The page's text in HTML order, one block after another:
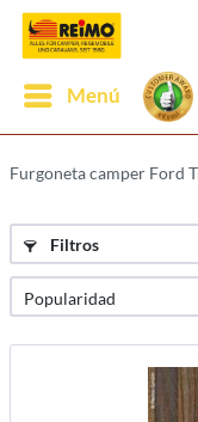
Menú
Furgoneta camper Ford
Filtros